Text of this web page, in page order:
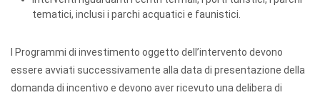
tematici, inclusi i parchi acquatici e faunistici.
I Programmi di investimento oggetto dell’intervento devono
essere avviati successivamente alla data di presentazione della
domanda di incentivo e devono aver ricevuto una delibera di